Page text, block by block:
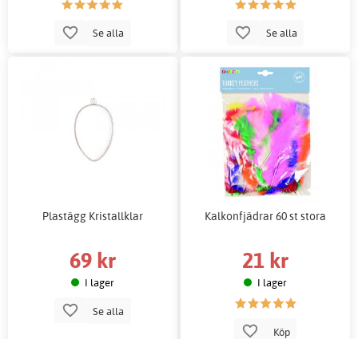
Se alla Se alla
Plastägg Kristallklar
69 kr
I lager
Se alla
Kalkonfjädrar 60 st stora
21 kr
I lager
Köp